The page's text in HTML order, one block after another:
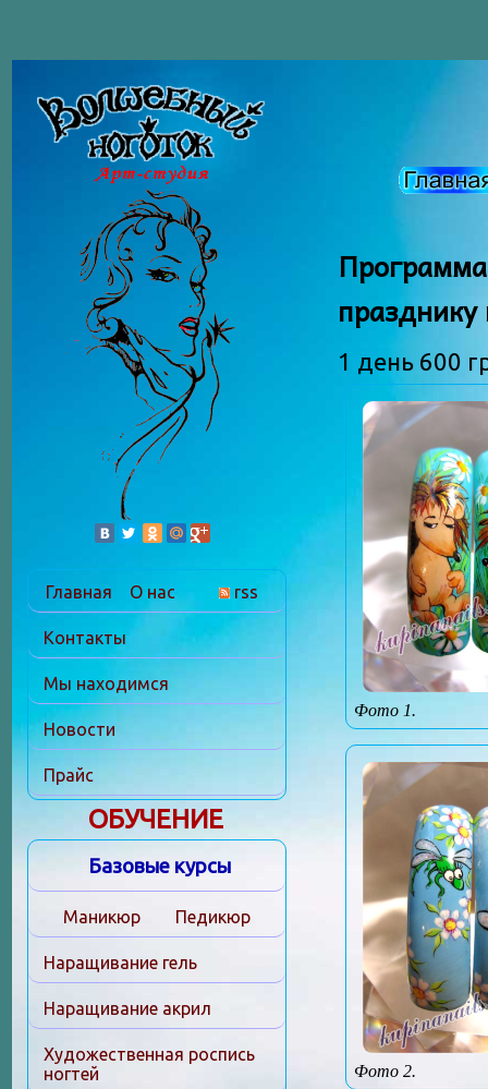
1 день 600
Фото 1.
Фото 2.
Главная О нас rss
Контакты
Мы находимся
Новости
Прайс
ОБУЧЕНИЕ
Базовые курсы
Маникюр Педикюр
Наращивание гель
Наращивание акрил
Художественная роспись
ногтей